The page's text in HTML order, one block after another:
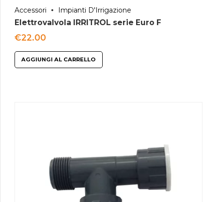
Accessori Impianti D'Irrigazione
Elettrovalvola IRRITROL serie Euro F
€22.00
AGGIUNGI AL CARRELLO